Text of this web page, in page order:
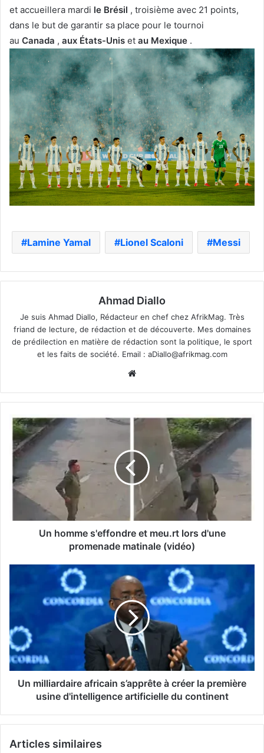
et accueillera mardi le Brésil , troisième avec 21 points,
dans le but de garantir sa place pour le tournoi
au Canada , aux États-Unis et au Mexique .
Lamine Yamal Lionel Scaloni Messi
Ahmad Diallo
Je suis Ahmad Diallo, Rédacteur en chef chez AfrikMag. Très
friand de lecture, de rédaction et de découverte. Mes domaines
de prédilection en matière de rédaction sont la politique, le sport
et les faits de société. Email : aDiallo@afrikmag.com
Un homme s'effondre et meu.rt lors d'une
promenade matinale (vidéo)
Un milliardaire africain s’apprête à créer la première
usine d'intelligence artificielle du continent
Articles similaires